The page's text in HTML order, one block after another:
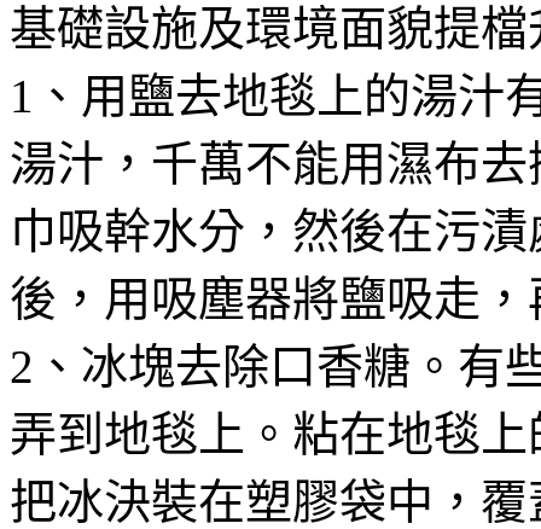
基礎設施及環境面貌提檔
1、用鹽去地毯上的湯汁
湯汁，千萬不能用濕布
巾吸幹水分，然後在污
後，用吸塵器將鹽吸走
2、冰塊去除口香糖。有
弄到地毯上。粘在地毯
把冰決裝在塑膠袋中，